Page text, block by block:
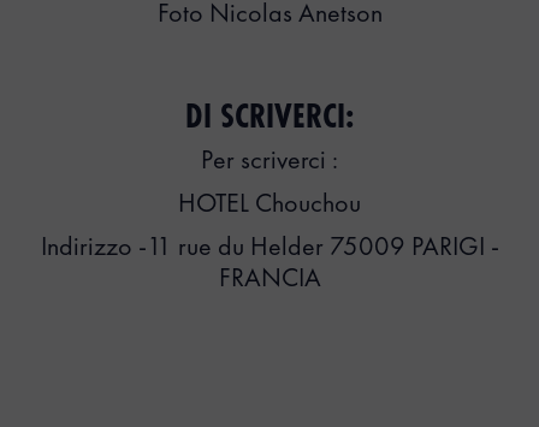
Foto Nicolas Anetson
DI SCRIVERCI:
Per scriverci :
HOTEL Chouchou
Indirizzo -11 rue du Helder 75009 PARIGI -
FRANCIA